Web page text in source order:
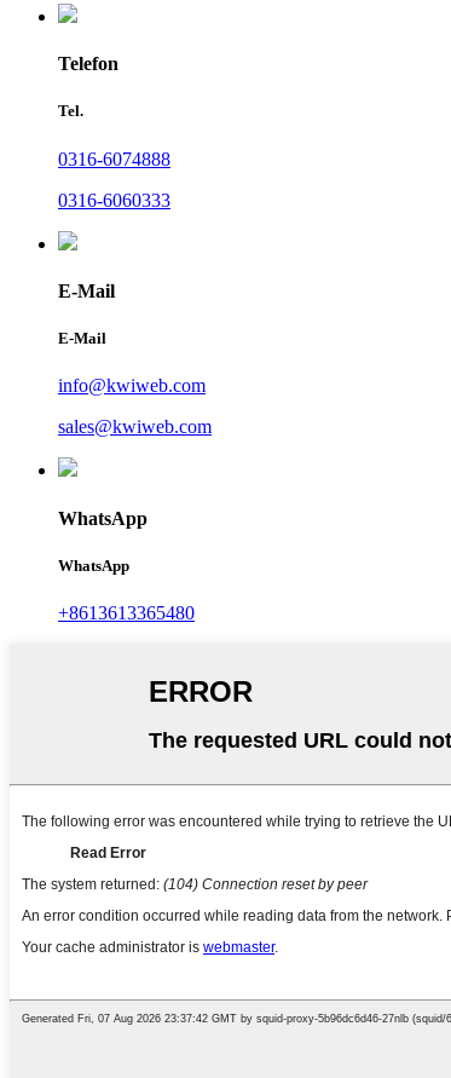
Telefon
Tel.
0316-6074888
0316-6060333
E-Mail
E-Mail
info@kwiweb.com
sales@kwiweb.com
WhatsApp
WhatsApp
+8613613365480